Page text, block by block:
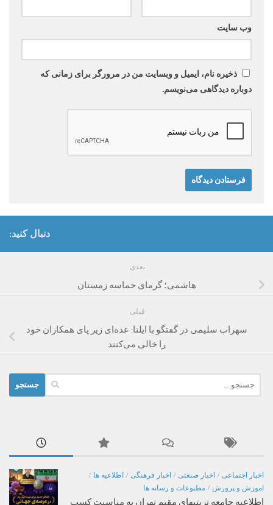
وب‌ سایت
ذخیره نام، ایمیل و وبسایت من در مرورگر برای زمانی که
دوباره دیدگاهی می‌نویسم.
دنبال کنید:
بعدی
هاشمی؛ گرمای حماسه زمستان
قبلی
سهراب سلیمی در گفتگو با ایلنا: عده‌ای زیر پای همکاران خود
را خالی می‌کنند
برای:
اخبار اجتماعی / اخبار صنعتی / اخبار فرهنگی / اطلاعیه ها /
اموزش و پرورش / مطبوعات و رسانه ها
اطلاعیه جامعه تربتیهای مقیم تهران به مناسبت کسب